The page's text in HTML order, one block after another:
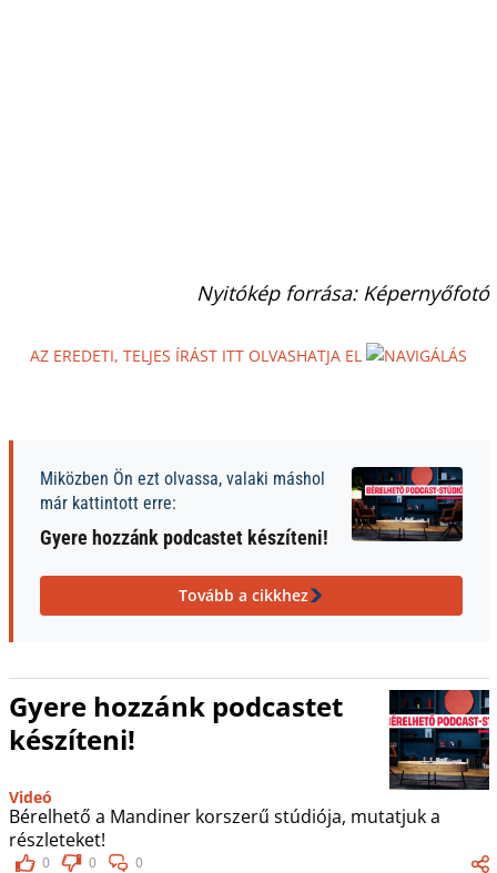
Nyitókép forrása: Képernyőfotó
AZ EREDETI, TELJES ÍRÁST ITT OLVASHATJA EL
Miközben Ön ezt olvassa, valaki máshol
már kattintott erre:
Gyere hozzánk podcastet készíteni!
Tovább a cikkhez
Gyere hozzánk podcastet
készíteni!
Videó
Bérelhető a Mandiner korszerű stúdiója, mutatjuk a
részleteket!
0 0 0